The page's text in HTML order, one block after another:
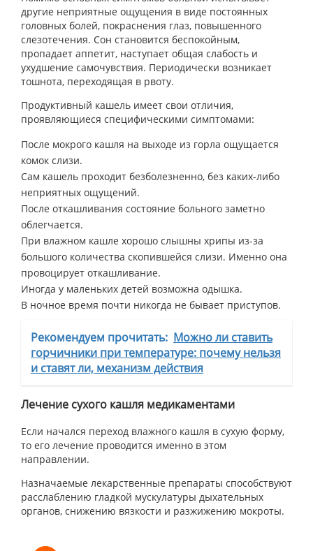
другие неприятные ощущения в виде постоянных
головных болей, покраснения глаз, повышенного
слезотечения. Сон становится беспокойным,
пропадает аппетит, наступает общая слабость и
ухудшение самочувствия. Периодически возникает
тошнота, переходящая в рвоту.
Продуктивный кашель имеет свои отличия,
проявляющиеся специфическими симптомами:
После мокрого кашля на выходе из горла ощущается
комок слизи.
Сам кашель проходит безболезненно, без каких-либо
неприятных ощущений.
После откашливания состояние больного заметно
облегчается.
При влажном кашле хорошо слышны хрипы из-за
большого количества скопившейся слизи. Именно она
провоцирует откашливание.
Иногда у маленьких детей возможна одышка.
В ночное время почти никогда не бывает приступов.
Рекомендуем прочитать: Можно ли ставить
горчичники при температуре: почему нельзя
и ставят ли, механизм действия
Лечение сухого кашля медикаментами
Если начался переход влажного кашля в сухую форму,
то его лечение проводится именно в этом
направлении.
Назначаемые лекарственные препараты способствуют
расслаблению гладкой мускулатуры дыхательных
органов, снижению вязкости и разжижению мокроты.